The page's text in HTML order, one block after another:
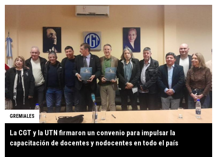
GREMIALES
La CGT y la UTN firmaron un convenio para impulsar la
capacitación de docentes y nodocentes en todo el país